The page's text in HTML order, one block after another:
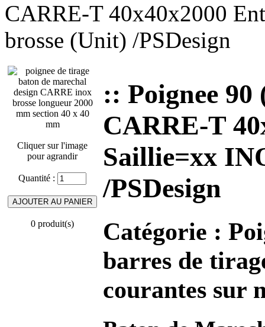
CARRE-T 40x40x2000
brosse (Unit) /PSDesign
Cliquer sur l'image
pour agrandir
Quantité :
0 produit(s)
:: Poignee
CARRE-T
Saillie=xx
/PSDesign
Catégorie :
barres de
courantes sur